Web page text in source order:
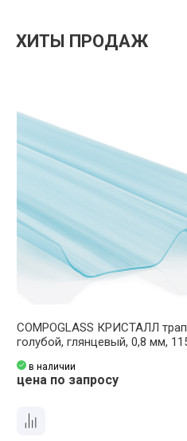
ХИТЫ ПРОДАЖ
COMPOGLASS КРИСТАЛЛ
голубой, глянцевый, 0,8 мм,
в наличии
цена по запросу